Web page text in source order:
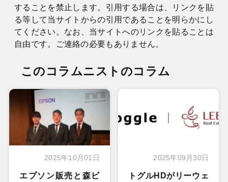
することを禁止します。引用する場合は、リンクを貼
る等して当サイトからの引用であることを明らかにし
てください。なお、当サイトへのリンクを貼ることは
自由です。ご連絡の必要もありません。
このコラムニストのコラム
2025年10月01日
エプソン販売と森ビ
2025年09月30日
トグルHDがリーウェ